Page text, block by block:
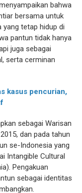
bahwa
bersama untuk
yang tetap hidup di
pantun tidak hanya
juga sebagai
serta cerminan
kasus pencurian,
sebagai Warisan
dan pada tahun
se-Indonesia yang
Intangible Cultural
Pengakuan
sebagai identitas